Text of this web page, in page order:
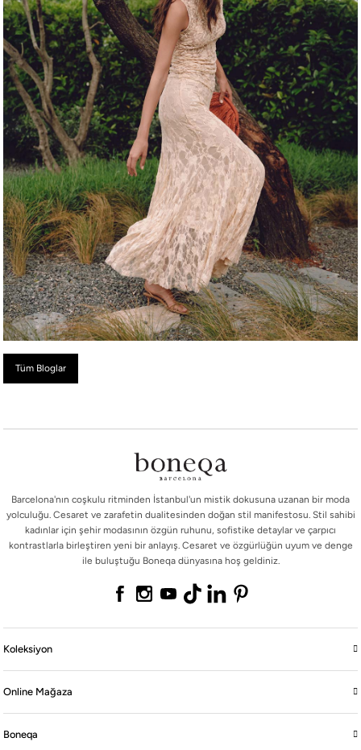
Tüm Bloglar
Barcelona'nın coşkulu ritminden İstanbul'un mistik dokusuna uzanan bir moda
yolculuğu. Cesaret ve zarafetin dualitesinden doğan stil manifestosu. Stil sahibi
kadınlar için şehir modasının özgün ruhunu, sofistike detaylar ve çarpıcı
kontrastlarla birleştiren yeni bir anlayış. Cesaret ve özgürlüğün uyum ve denge
ile buluştuğu Boneqa dünyasına hoş geldiniz.
Koleksiyon
Online Mağaza
Boneqa